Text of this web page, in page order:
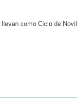
como Ciclo de